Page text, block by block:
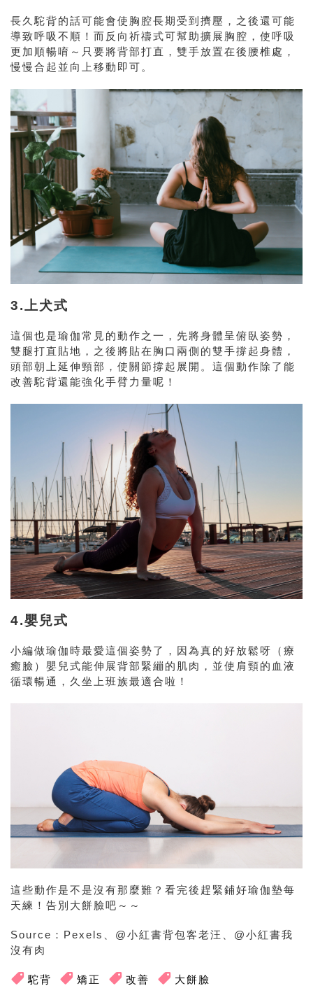
長久駝背的話可能會使胸腔長期受到擠壓，之後還可能
導致呼吸不順 ！ 而反向祈禱式可幫助擴展胸腔，使呼吸
更加順暢唷～只要將背部打直，雙手放置在後腰椎處，
慢慢合起並向上移動即可。
3.上犬式
這個也是瑜伽常見的動作之一，先將身體呈俯臥姿勢，
雙腿打直貼地，之後將貼在胸口兩側的雙手撐起身體，
頭部朝上延伸頸部，使關節撐起展開。這個動作除了能
改善駝背還能強化手臂力量呢！
4.嬰兒式
小編做瑜伽時最愛這個姿勢了，因為真的好放鬆呀（療
癒臉）嬰兒式能伸展背部緊繃的肌肉，並使肩頸的血液
循環暢通，久坐上班族最適合啦！
這些動作是不是沒有那麼難？看完後趕緊鋪好瑜伽墊每
天練！告別大餅臉吧～～
Source：Pexels、@小紅書背包客老汪、@小紅書我
沒有肉
駝背 矯正 改善 大餅臉